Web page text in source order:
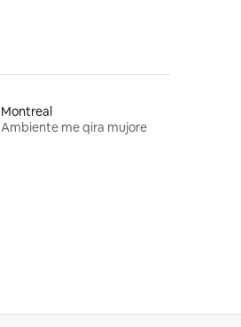
Montreal
Ambiente me qira mujore